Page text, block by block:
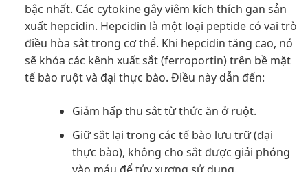
bậc nhất. Các cytokine gây viêm kích thích gan sản
xuất hepcidin. Hepcidin là một loại peptide có vai trò
điều hòa sắt trong cơ thể. Khi hepcidin tăng cao, nó
sẽ khóa các kênh xuất sắt (ferroportin) trên bề mặt
tế bào ruột và đại thực bào. Điều này dẫn đến:
Giảm hấp thu sắt từ thức ăn ở ruột.
Giữ sắt lại trong các tế bào lưu trữ (đại
thực bào), không cho sắt được giải phóng
vào máu để tủy xương sử dụng.